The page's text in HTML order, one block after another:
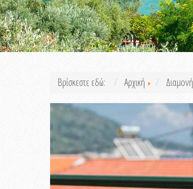
Βρίσκεστε εδώ: Αρχική Διαμονή